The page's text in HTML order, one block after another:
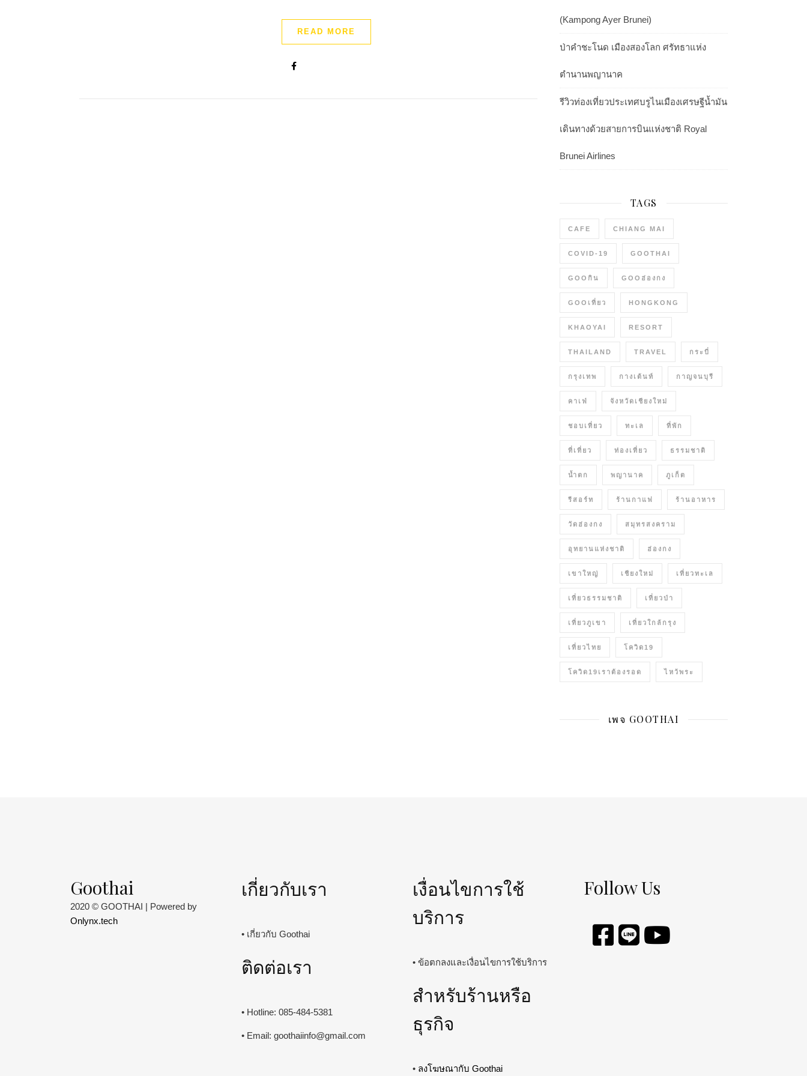
READ MORE
(Kampong Ayer Brunei)
ป่าคำชะโนด เมืองสองโลก ศรัทธาแห่ง
ตำนานพญานาค
รีวิวท่องเที่ยวประเทศบรูไนเมืองเศรษฐีน้ำมัน
เดินทางด้วยสายการบินแห่งชาติ Royal
Brunei Airlines
TAGS
CAFE CHIANG MAI
COVID-19 GOOTHAI
GOOกิน GOOฮ่องกง
GOOเที่ยว HONGKONG
KHAOYAI RESORT
THAILAND TRAVEL กระบี่
กรุงเทพ กางเต้นท์ กาญจนบุรี
คาเฟ่ จังหวัดเชียงใหม่
ชอบเที่ยว ทะเล ที่พัก
ที่เที่ยว ท่องเที่ยว ธรรมชาติ
น้ำตก พญานาค ภูเก็ต
รีสอร์ท ร้านกาแฟ ร้านอาหาร
วัดฮ่องกง สมุทรสงคราม
อุทยานแห่งชาติ ฮ่องกง
เขาใหญ่ เชียงใหม่ เที่ยวทะเล
เที่ยวธรรมชาติ เที่ยวป่า
เที่ยวภูเขา เที่ยวใกล้กรุง
เที่ยวไทย โควิด19
โควิด19เราต้องรอด ไหว้พระ
เพจ GOOTHAI
Goothai
2020 © GOOTHAI | Powered by
Onlynx.tech
เกี่ยวกับเรา
• เกี่ยวกับ Goothai
ติดต่อเรา
• Hotline: 085-484-5381
• Email: goothaiinfo@gmail.com
เงื่อนไขการใช้
บริการ
• ข้อตกลงและเงื่อนไขการใช้บริการ
สำหรับร้านหรือ
ธุรกิจ
• ลงโฆษณากับ Goothai
Follow Us